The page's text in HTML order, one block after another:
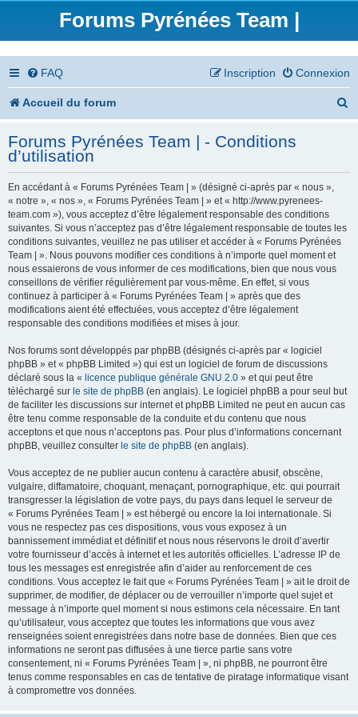
Forums Pyrénées Team |
FAQ Connexion
Inscription
Accueil du forum
h
Forums Pyrénées Team | - Conditions
d’utilisation
En accédant à « Forums Pyrénées Team | » (désigné ci-après par « nous »,
« notre », « nos », « Forums Pyrénées Team | » et « http://www.pyrenees-
team.com »), vous acceptez d’être légalement responsable des conditions
suivantes. Si vous n’acceptez pas d’être légalement responsable de toutes les
conditions suivantes, veuillez ne pas utiliser et accéder à « Forums Pyrénées
Team | ». Nous pouvons modifier ces conditions à n’importe quel moment et
nous essaierons de vous informer de ces modifications, bien que nous vous
conseillons de vérifier régulièrement par vous-même. En effet, si vous
continuez à participer à « Forums Pyrénées Team | » après que des
modifications aient été effectuées, vous acceptez d’être légalement
responsable des conditions modifiées et mises à jour.
Nos forums sont développés par phpBB (désignés ci-après par « logiciel
phpBB » et « phpBB Limited ») qui est un logiciel de forum de discussions
déclaré sous la « licence publique générale GNU 2.0 » et qui peut être
téléchargé sur le site de phpBB (en anglais). Le logiciel phpBB a pour seul but
de faciliter les discussions sur internet et phpBB Limited ne peut en aucun cas
être tenu comme responsable de la conduite et du contenu que nous
acceptons et que nous n’acceptons pas. Pour plus d’informations concernant
phpBB, veuillez consulter le site de phpBB (en anglais).
Vous acceptez de ne publier aucun contenu à caractère abusif, obscène,
vulgaire, diffamatoire, choquant, menaçant, pornographique, etc. qui pourrait
transgresser la législation de votre pays, du pays dans lequel le serveur de
« Forums Pyrénées Team | » est hébergé ou encore la loi internationale. Si
vous ne respectez pas ces dispositions, vous vous exposez à un
bannissement immédiat et définitif et nous nous réservons le droit d’avertir
votre fournisseur d’accès à internet et les autorités officielles. L’adresse IP de
tous les messages est enregistrée afin d’aider au renforcement de ces
conditions. Vous acceptez le fait que « Forums Pyrénées Team | » ait le droit de
supprimer, de modifier, de déplacer ou de verrouiller n’importe quel sujet et
message à n’importe quel moment si nous estimons cela nécessaire. En tant
qu’utilisateur, vous acceptez que toutes les informations que vous avez
renseignées soient enregistrées dans notre base de données. Bien que ces
informations ne seront pas diffusées à une tierce partie sans votre
consentement, ni « Forums Pyrénées Team | », ni phpBB, ne pourront être
tenus comme responsables en cas de tentative de piratage informatique visant
à compromettre vos données.